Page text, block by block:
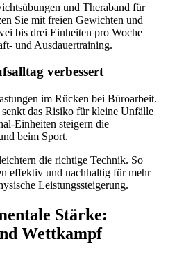
und Theraband für
Sie mit freien Gewichten und
bis drei Einheiten pro Woche
und Ausdauertraining.
verbessert
im Rücken bei Büroarbeit.
das Risiko für kleine Unfälle
Einheiten steigern die
beim Sport.
die richtige Technik. So
effektiv und nachhaltig für mehr
Leistungssteigerung.
Stärke:
Wettkampf